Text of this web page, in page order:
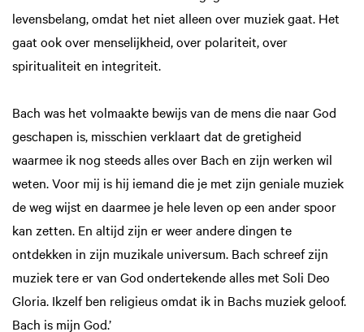
levensbelang, omdat het niet alleen over muziek gaat. Het
gaat ook over menselijkheid, over polariteit, over
spiritualiteit en integriteit.
Bach was het volmaakte bewijs van de mens die naar God
geschapen is, misschien verklaart dat de gretigheid
waarmee ik nog steeds alles over Bach en zijn werken wil
weten. Voor mij is hij iemand die je met zijn geniale muziek
de weg wijst en daarmee je hele leven op een ander spoor
kan zetten. En altijd zijn er weer andere dingen te
ontdekken in zijn muzikale universum. Bach schreef zijn
muziek tere er van God ondertekende alles met Soli Deo
Gloria. Ikzelf ben religieus omdat ik in Bachs muziek geloof.
Bach is mijn God.’